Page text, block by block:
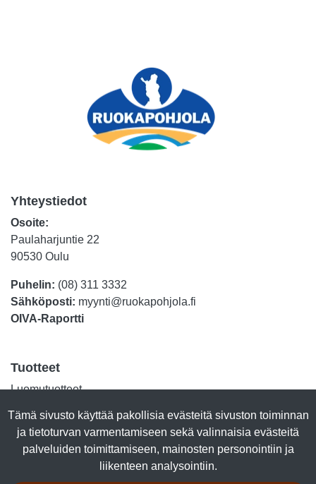
Tämä sivusto käyttää pakollisia evästeitä sivuston toiminnan
ja tietoturvan varmentamiseen sekä valinnaisia evästeitä
palveluiden toimittamiseen, mainosten personointiin ja
liikenteen analysointiin.
Yhteystiedot
Osoite:
Paulaharjuntie 22
90530 Oulu
Puhelin: (08) 311 3332
Sähköposti: myynti@ruokapohjola.fi
OIVA-Raportti
Tuotteet
Luomutuotteet
Marjajalosteet
Talkkuna & Hunaja